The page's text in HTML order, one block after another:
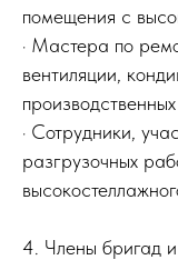
помещения с
· Мастера по
вентиляции,
· Сотрудники,
разгрузочных
4. Члены бригад и